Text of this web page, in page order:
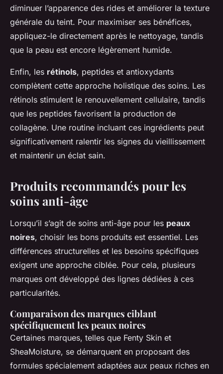
diminuer l’apparence des rides et améliorer la texture
générale du teint. Pour maximiser ses bénéfices,
appliquez-le directement après le nettoyage, tandis
que la peau est encore légèrement humide.
Enfin, les rétinols, peptides et antioxydants
complètent cette approche holistique des soins. Les
rétinols stimulent le renouvellement cellulaire, tandis
que les peptides favorisent la production de
collagène. Une routine incluant ces ingrédients peut
significativement ralentir les signes du vieillissement
et maintenir un éclat sain.
Produits recommandés pour les
soins anti-âge
Lorsqu’il s’agit de soins anti-âge pour les peaux
noires, choisir les bons produits est essentiel. Les
différences structurelles et les besoins spécifiques
exigent une approche ciblée. Pour cela, plusieurs
marques ont développé des lignes dédiées à ces
particularités.
Comparaison des marques ciblant
spécifiquement les peaux noires
Certaines marques, telles que Fenty Skin et
SheaMoisture, se démarquent en proposant des
formules spécialement adaptées aux peaux riches en